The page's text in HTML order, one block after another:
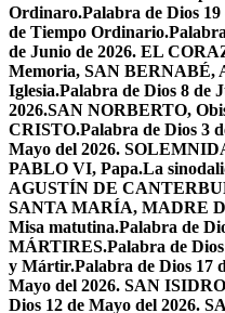
Ordinaro.Palabra de Dios
de Tiempo Ordinario.
de Junio de 2026. EL
Memoria, SAN BERNABÉ,
Iglesia.Palabra de Dios 8 de
2026.SAN NORBERTO,
CRISTO.Palabra de Dios 3
Mayo del 2026.
PABLO VI, Papa.La
AGUSTÍN DE
SANTA MARÍA, MADRE
Misa matutina.Palabra de
MÁRTIRES.Palabra de
y Mártir.Palabra de Dios 17
Mayo del 2026. SAN
Dios 12 de Mayo del 2026.